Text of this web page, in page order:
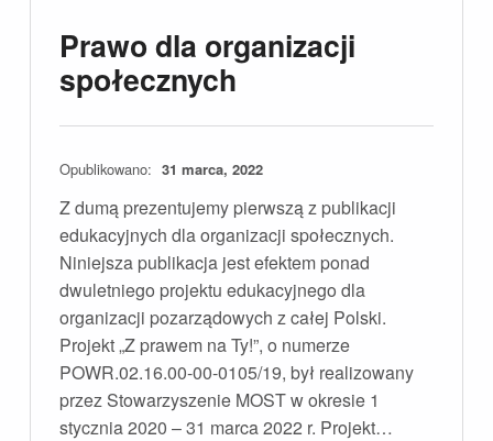
Prawo dla organizacji
społecznych
Opublikowano: 31 marca, 2022
Z dumą prezentujemy pierwszą z publikacji
edukacyjnych dla organizacji społecznych.
Niniejsza publikacja jest efektem ponad
dwuletniego projektu edukacyjnego dla
organizacji pozarządowych z całej Polski.
Projekt „Z prawem na Ty!”, o numerze
POWR.02.16.00-00-0105/19, był realizowany
przez Stowarzyszenie MOST w okresie 1
stycznia 2020 – 31 marca 2022 r. Projekt…